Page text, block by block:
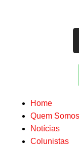
Home
Quem Somos
Notícias
Colunistas